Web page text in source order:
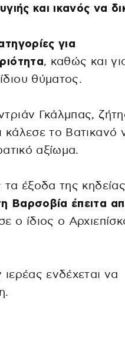
και ικανός να
για
, καθώς και
θύματος.
Γκάλμπας,
κάλεσε το Βατικανό
αξίωμα.
τα έξοδα της
Βαρσοβία έπειτα
ο ίδιος ο
ενδέχεται να